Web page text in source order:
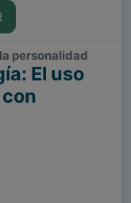
personalidad
El uso